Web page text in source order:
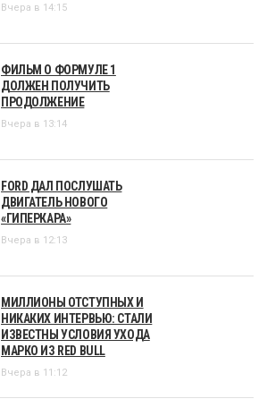
Вчера в 14:15
ФИЛЬМ О ФОРМУЛЕ 1
ДОЛЖЕН ПОЛУЧИТЬ
ПРОДОЛЖЕНИЕ
Вчера в 13:14
FORD ДАЛ ПОСЛУШАТЬ
ДВИГАТЕЛЬ НОВОГО
«ГИПЕРКАРА»
Вчера в 12:13
МИЛЛИОНЫ ОТСТУПНЫХ И
НИКАКИХ ИНТЕРВЬЮ: СТАЛИ
ИЗВЕСТНЫ УСЛОВИЯ УХОДА
МАРКО ИЗ RED BULL
Вчера в 11:12